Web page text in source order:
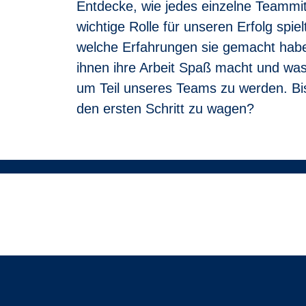
Noch unsicher?
Du musst nicht alle Punkte perfekt erfüllen.
wichtig, eine Vielfalt an Mitarbeitenden mit
fahren kannst, suchen wir gemeinsam eine
Entdecke, wie jedes einzelne
wichtige Rolle für unseren Erfolg
welche Erfahrungen sie gemacht
ihnen ihre Arbeit Spaß macht und
um Teil unseres Teams zu werden.
den ersten Schritt zu wagen?